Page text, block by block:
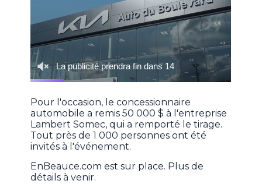
Pour l'occasion, le concessionnaire
automobile a remis 50 000 $ à l'entreprise
Lambert Somec, qui a remporté le tirage.
Tout près de 1 000 personnes ont été
invités à l'événement.
EnBeauce.com est sur place. Plus de
détails à venir.